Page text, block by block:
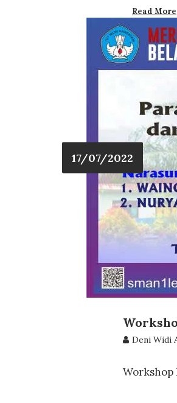
Read More
17/07/2022
Deni Widi
Workshop